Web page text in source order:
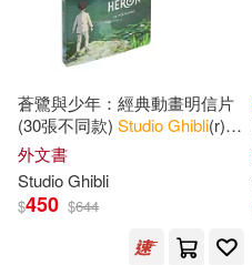
蒼鷺與少年：經典動畫明信片
(30張不同款) StudioGhibli(r)
the Boy and the Heron: 30
Postcards
外文書
StudioGhibli
$450 $644